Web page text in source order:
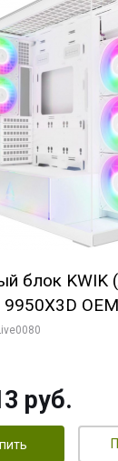
блок KWIK
9950X3D
руб.